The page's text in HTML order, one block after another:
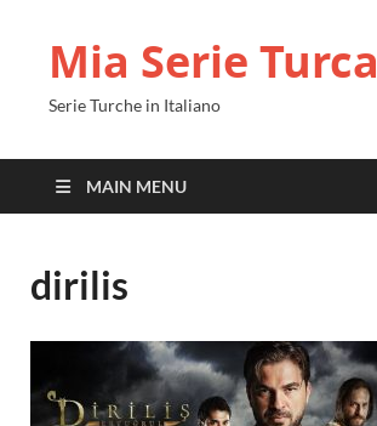
Mia Serie Turca
Serie Turche in Italiano
MAIN MENU
dirilis